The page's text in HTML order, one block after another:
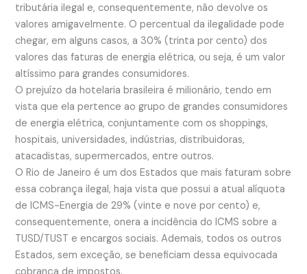
tributária ilegal e, consequentemente, não devolve os
valores amigavelmente. O percentual da ilegalidade pode
chegar, em alguns casos, a 30% (trinta por cento) dos
valores das faturas de energia elétrica, ou seja, é um valor
altíssimo para grandes consumidores.
O prejuízo da hotelaria brasileira é milionário, tendo em
vista que ela pertence ao grupo de grandes consumidores
de energia elétrica, conjuntamente com os shoppings,
hospitais, universidades, indústrias, distribuidoras,
atacadistas, supermercados, entre outros.
O Rio de Janeiro é um dos Estados que mais faturam sobre
essa cobrança ilegal, haja vista que possui a atual alíquota
de ICMS-Energia de 29% (vinte e nove por cento) e,
consequentemente, onera a incidência do ICMS sobre a
TUSD/TUST e encargos sociais. Ademais, todos os outros
Estados, sem exceção, se beneficiam dessa equivocada